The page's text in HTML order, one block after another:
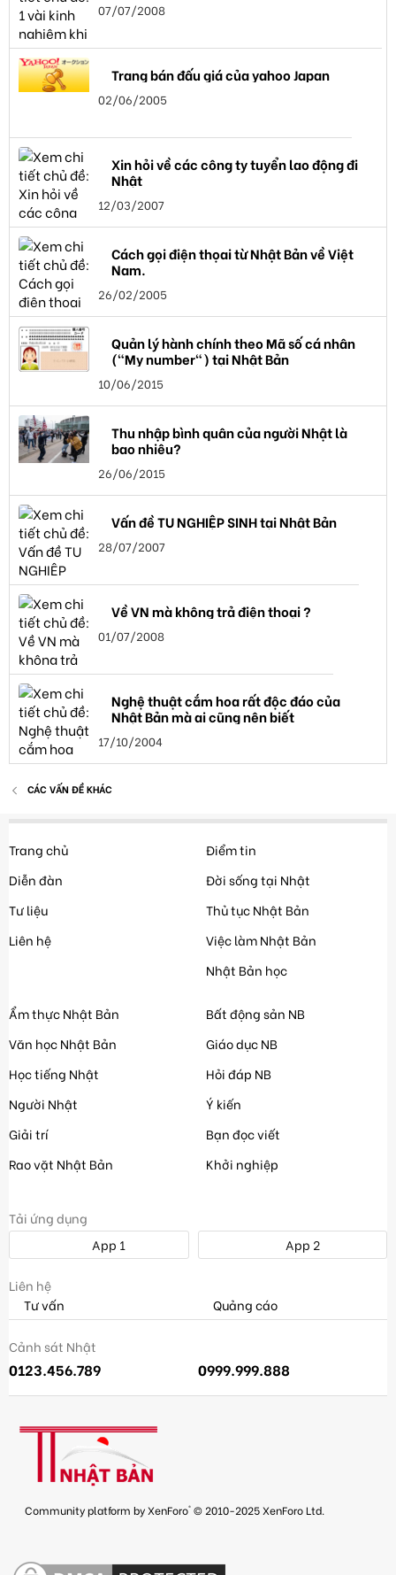
07/07/2008
Trang bán đấu giá của yahoo Japan
02/06/2005
Xin hỏi về các công ty tuyển lao động đi
Nhật
12/03/2007
Cách gọi điện thọai từ Nhật Bản về Việt
Nam.
26/02/2005
Quản lý hành chính theo Mã số cá nhân
("My number") tại Nhật Bản
10/06/2015
Thu nhập bình quân của người Nhật là
bao nhiêu?
26/06/2015
Vấn đề TU NGHIỆP SINH tại Nhật Bản
28/07/2007
Về VN mà không trả điện thoại ?
01/07/2008
Nghệ thuật cắm hoa rất độc đáo của
Nhật Bản mà ai cũng nên biết
17/10/2004
CÁC VẤN ĐỀ KHÁC
Trang chủ
Diễn đàn
Tư liệu
Liên hệ
Điểm tin
Đời sống tại Nhật
Thủ tục Nhật Bản
Việc làm Nhật Bản
Nhật Bản học
Ẩm thực Nhật Bản
Văn học Nhật Bản
Học tiếng Nhật
Người Nhật
Giải trí
Rao vặt Nhật Bản
Bất động sản NB
Giáo dục NB
Hỏi đáp NB
Ý kiến
Bạn đọc viết
Khởi nghiệp
Tải ứng dụng
App 1
App 2
Liên hệ
Tư vấn
Quảng cáo
Cảnh sát Nhật
0123.456.789 0999.999.888
Community platform by XenForo® © 2010-2025 XenForo Ltd.